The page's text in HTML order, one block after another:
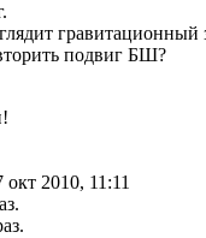
подвиг БШ?
окт 2010, 11:11